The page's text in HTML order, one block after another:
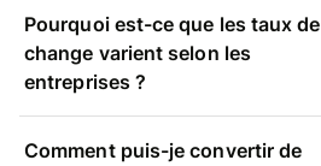
Pourquoi est-ce que les taux de
change varient selon les
entreprises ?
Comment puis-je convertir de